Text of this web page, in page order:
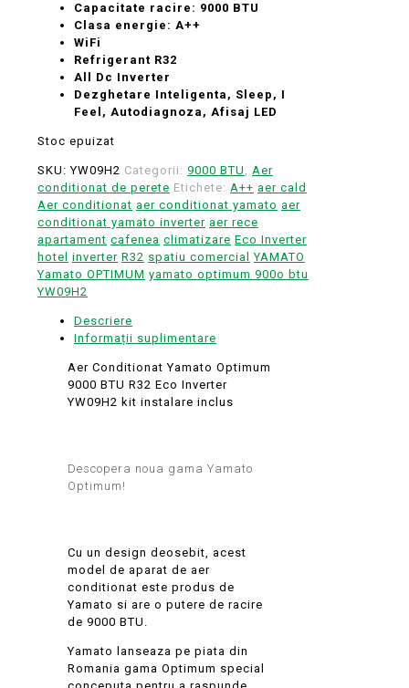
a
fost:
1.605 lei.
este:
1.529 lei.
Capacitate racire: 9000 BTU
Clasa energie: A++
WiFi
Refrigerant R32
All Dc Inverter
Dezghetare Inteligenta, Sleep, I
Feel, Autodiagnoza, Afisaj LED
Stoc epuizat
SKU:YW09H2 Categorii: 9000 BTU , Aer
conditionat de perete Etichete: A++ aer cald
Aer conditionat aer conditionat yamato aer
conditionat yamato inverter aer rece
apartament cafenea climatizare Eco Inverter
hotel inverter R32 spatiu comercial YAMATO
Yamato OPTIMUM yamato optimum 900o btu
YW09H2
Descriere
Informații suplimentare
Aer Conditionat Yamato Optimum
9000 BTU R32 Eco Inverter
YW09H2 kit instalare inclus
Descopera noua gama Yamato
Optimum!
Cu un design deosebit, acest
model de aparat de aer
conditionat este produs de
Yamato si are o putere de racire
de 9000 BTU.
Yamato lanseaza pe piata din
Romania gama Optimum special